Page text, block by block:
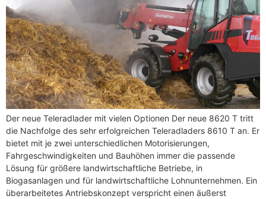
Der neue Teleradlader mit vielen Optionen Der neue 8620 T tritt
die Nachfolge des sehr erfolgreichen Teleradladers 8610 T an. Er
bietet mit je zwei unterschiedlichen Motorisierungen,
Fahrgeschwindigkeiten und Bauhöhen immer die passende
Lösung für größere landwirtschaftliche Betriebe, in
Biogasanlagen und für landwirtschaftliche Lohnunternehmen. Ein
überarbeitetes Antriebskonzept verspricht einen äußerst